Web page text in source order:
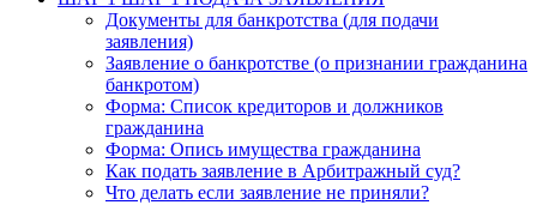
Документы для банкротства (для подачи
заявления)
Заявление о банкротстве (о признании гражданина
банкротом)
Форма: Список кредиторов и должников
гражданина
Форма: Опись имущества гражданина
Как подать заявление в Арбитражный суд?
Что делать если заявление не приняли?